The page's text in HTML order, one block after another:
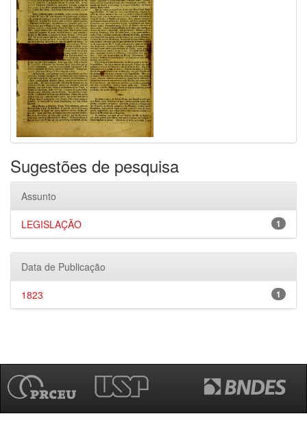
Sugestões de pesquisa
Assunto
1
LEGISLAÇÃO
Data de Publicação
1
1823